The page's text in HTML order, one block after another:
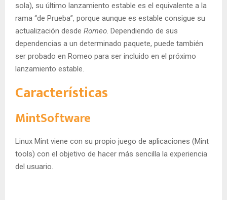
sola), su último lanzamiento estable es el equivalente a la
rama “de Prueba”, porque aunque es estable consigue su
actualización desde Romeo. Dependiendo de sus
dependencias a un determinado paquete, puede también
ser probado en Romeo para ser incluido en el próximo
lanzamiento estable.
Características
MintSoftware
Linux Mint viene con su propio juego de aplicaciones (Mint
tools) con el objetivo de hacer más sencilla la experiencia
del usuario.